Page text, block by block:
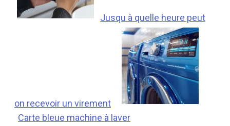
Jusqu à quelle heure peut
on recevoir un virement
Carte bleue machine à laver